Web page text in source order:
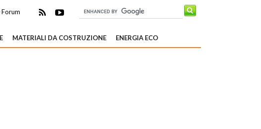
Forum
MATERIALI DA COSTRUZIONE ENERGIA ECO